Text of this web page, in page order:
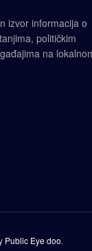
izvor informacija o
političkim
na
Public Eye doo.